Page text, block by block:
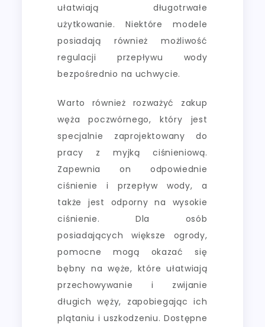
ułatwiają długotrwałe
użytkowanie. Niektóre modele
posiadają również możliwość
regulacji przepływu wody
bezpośrednio na uchwycie.
Warto również rozważyć zakup
węża poczwórnego, który jest
specjalnie zaprojektowany do
pracy z myjką ciśnieniową.
Zapewnia on odpowiednie
ciśnienie i przepływ wody, a
także jest odporny na wysokie
ciśnienie. Dla osób
posiadających większe ogrody,
pomocne mogą okazać się
bębny na węże, które ułatwiają
przechowywanie i zwijanie
długich węży, zapobiegając ich
plątaniu i uszkodzeniu. Dostępne